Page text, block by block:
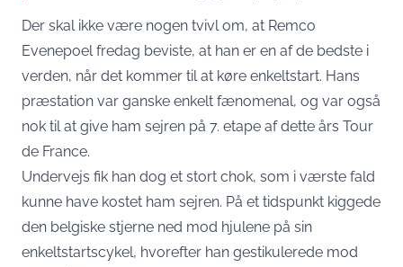
Der skal ikke være nogen tvivl om, at Remco
Evenepoel fredag beviste, at han er en af de bedste i
verden, når det kommer til at køre enkeltstart. Hans
præstation var ganske enkelt fænomenal, og var også
nok til at give ham sejren på 7. etape af dette års Tour
de France.
Undervejs fik han dog et stort chok, som i værste fald
kunne have kostet ham sejren. På et tidspunkt kiggede
den belgiske stjerne ned mod hjulene på sin
enkeltstartscykel, hvorefter han gestikulerede mod